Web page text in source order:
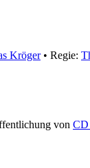
Kröger• Regie:
von CD